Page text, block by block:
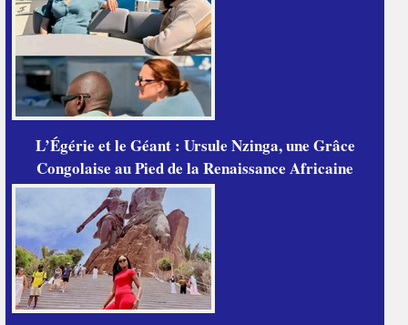
L’Égérie et le Géant : Ursule Nzinga, une Grâce
Congolaise au Pied de la Renaissance Africaine